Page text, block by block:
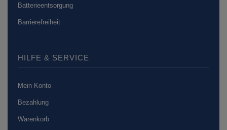
Batterieentsorgung
Barrierefreiheit
HILFE & SERVICE
Mein Konto
Bezahlung
Warenkorb